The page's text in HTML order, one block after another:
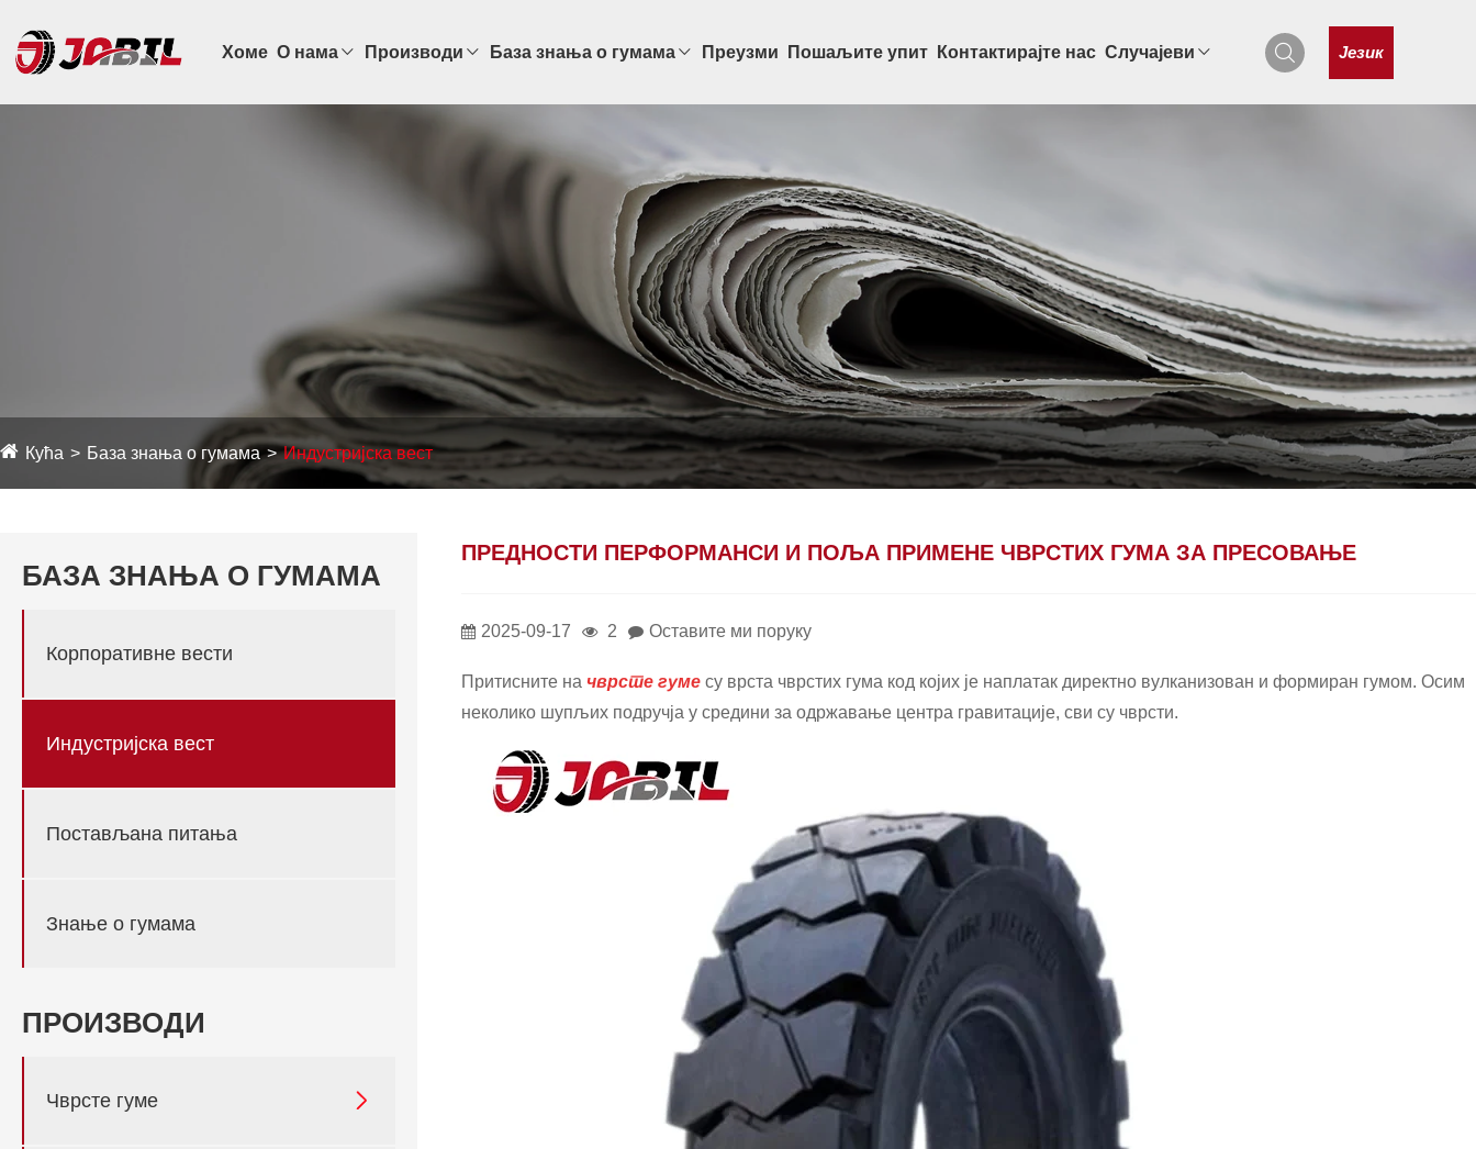
Хоме О нама Производи База знања о гумама Преузми Пошаљите упит Контактирајте нас Случајеви Језик
Кућа База знања о гумама Индустријска вест
БАЗА ЗНАЊА О ГУМАМА
Корпоративне вести
Индустријска вест
Постављана питања
Знање о гумама
ПРОИЗВОДИ
Чврсте гуме 
ПРЕДНОСТИ ПЕРФОРМАНСИ И ПОЉА ПРИМЕНЕ ЧВРСТИХ ГУМА ЗА ПРЕСОВАЊЕ
2025-09-17 2 Оставите ми поруку
Притисните на чврсте гуме су врста чврстих гума код којих је наплатак директно вулканизован и формиран гумом. Осим
неколико шупљих подручја у средини за одржавање центра гравитације, сви су чврсти.